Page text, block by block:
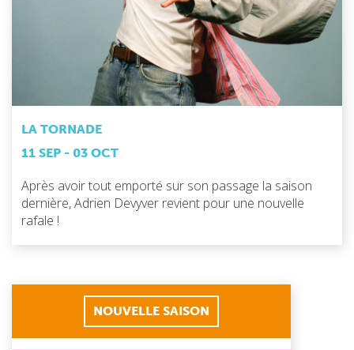
LA TORNADE
11 SEP - 03 OCT
Après avoir tout emporté sur son passage la saison
dernière, Adrien Devyver revient pour une nouvelle
rafale !
NOUVELLE SAISON